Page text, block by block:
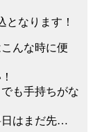
となります！
んな時に便
も手持ちがな
日はまだ先…